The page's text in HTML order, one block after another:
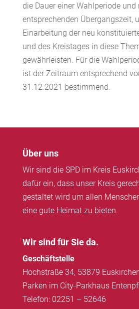
die Dauer einer Wahlperiode und
entsprechenden Übergangszeit,
Einarbeitung der neu
und des Kreistages in diese
gewährleisten. Für die
ist der Zeitraum entsprechend
31.12.2021 bestimmend.
Über uns
Wir sind die SPD im Kreis
dafür ein, dass unser Kreis
gestaltet wird um allen
eine gute Heimat zu bieten.
Wir sind für Sie da.
Geschäftstelle
Hochstraße 34, 53879
Parken im City-Parkhaus
Telefon: 02251 – 52646